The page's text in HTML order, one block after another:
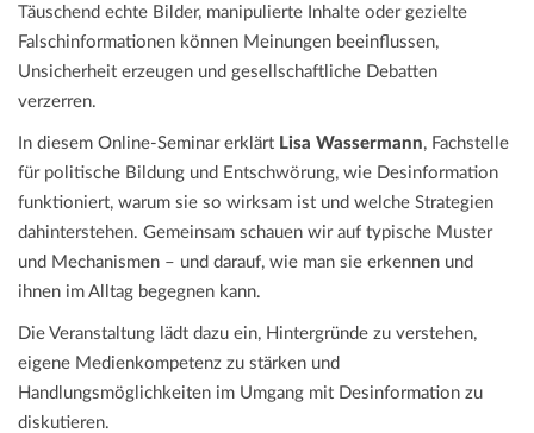
Täuschend echte Bilder, manipulierte Inhalte oder gezielte
Falschinformationen können Meinungen beeinflussen,
Unsicherheit erzeugen und gesellschaftliche Debatten
verzerren.
In diesem Online-Seminar erklärt Lisa Wassermann, Fachstelle
für politische Bildung und Entschwörung, wie Desinformation
funktioniert, warum sie so wirksam ist und welche Strategien
dahinterstehen. Gemeinsam schauen wir auf typische Muster
und Mechanismen – und darauf, wie man sie erkennen und
ihnen im Alltag begegnen kann.
Die Veranstaltung lädt dazu ein, Hintergründe zu verstehen,
eigene Medienkompetenz zu stärken und
Handlungsmöglichkeiten im Umgang mit Desinformation zu
diskutieren.